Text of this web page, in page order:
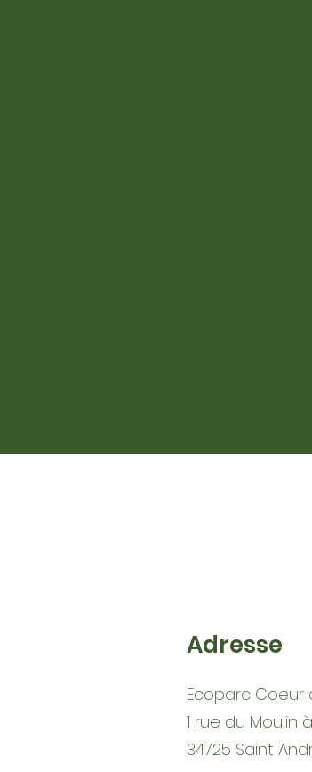
Adresse
Ecoparc Coeur
1 rue du Moulin
34725 Saint